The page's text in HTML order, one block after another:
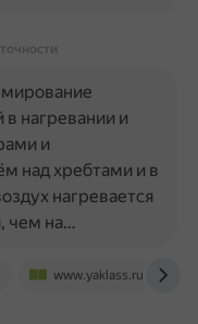
www.yaklass.ru
нагревании и
и
над хребтами и в
нагревается
чем на…